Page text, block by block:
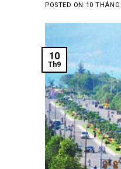
POSTED ON 10
10
Th9